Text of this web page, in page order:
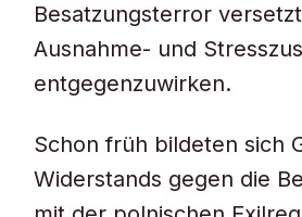
Besatzungsterror
Ausnahme- und
entgegenzuwirken.
Schon früh bildeten sich
Widerstands gegen die